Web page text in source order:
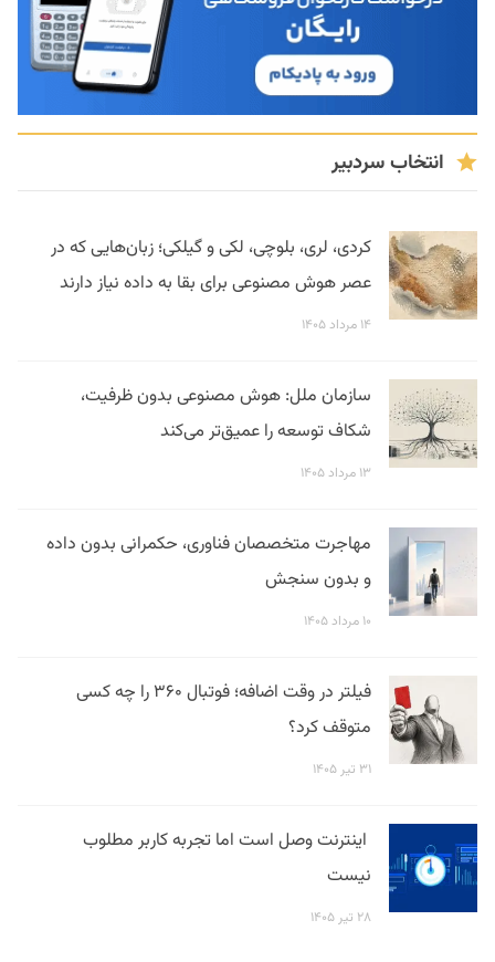
انتخاب سردبیر
کردی، لری، بلوچی، لکی و گیلکی؛ زبان‌هایی که در
عصر هوش مصنوعی برای بقا به داده نیاز دارند
۱۴ مرداد ۱۴۰۵
سازمان ملل: هوش مصنوعی بدون ظرفیت،
شکاف توسعه را عمیق‌تر می‌کند
۱۳ مرداد ۱۴۰۵
مهاجرت متخصصان فناوری، حکمرانی بدون داده
و بدون سنجش
۱۰ مرداد ۱۴۰۵
فیلتر در وقت اضافه؛ فوتبال ۳۶۰ را چه کسی
متوقف کرد؟
۳۱ تیر ۱۴۰۵
اینترنت وصل است اما تجربه کاربر مطلوب
نیست
۲۸ تیر ۱۴۰۵